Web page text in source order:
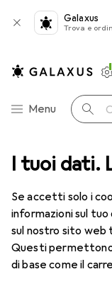
I tuoi dati.
Se accetti solo i
informazioni sul
sul nostro sito web
Questi
di base come il
Galaxus
Trova e
Categoria
Menu Cerca
Lenti a contatto
Air Optix
EUR
48,20 EUR
8,04/1pz.